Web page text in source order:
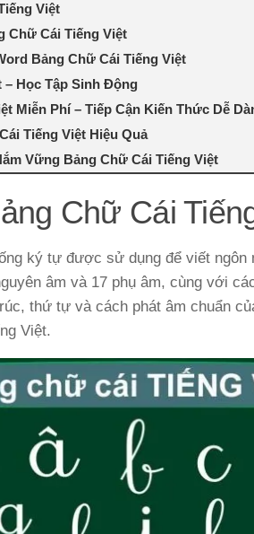
Việt
Chữ Cái Tiếng Việt
Bảng Chữ Cái Tiếng Việt
– Học Tập Sinh Động
Miễn Phí – Tiếp Cận Kiến Thức Dễ
Tiếng Việt Hiệu Quả
Vững Bảng Chữ Cái Tiếng Việt
Chữ Cái
ký tự được sử dụng để viết ngôn
âm và 17 phụ âm, cùng với
thứ tự và cách phát âm chuẩn
Việt.